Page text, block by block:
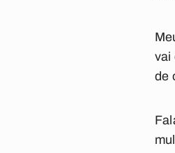
vai
de